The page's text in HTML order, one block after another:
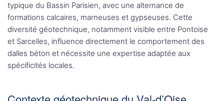
typique du Bassin Parisien, avec une alternance de
formations calcaires, marneuses et gypseuses. Cette
diversité géotechnique, notamment visible entre Pontoise
et Sarcelles, influence directement le comportement des
dalles béton et nécessite une expertise adaptée aux
spécificités locales.